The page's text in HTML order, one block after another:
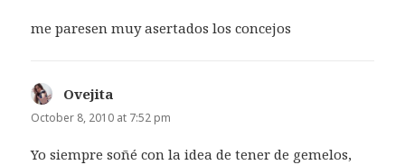
me paresen muy asertados los concejos
Ovejita
October 8, 2010 at 7:52 pm
Yo siempre soñé con la idea de tener de gemelos,